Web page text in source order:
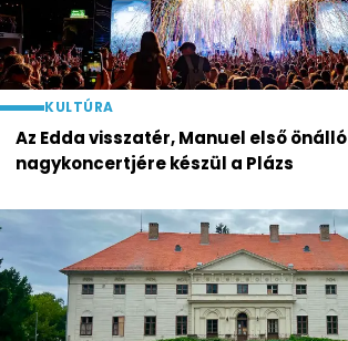
KULTÚRA
Az Edda visszatér, Manuel első önálló
nagykoncertjére készül a Plázs